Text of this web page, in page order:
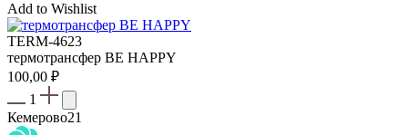
Add to Wishlist
TERM-4623
термотрансфер BE HAPPY
100,00 ₽
1
Кемерово21